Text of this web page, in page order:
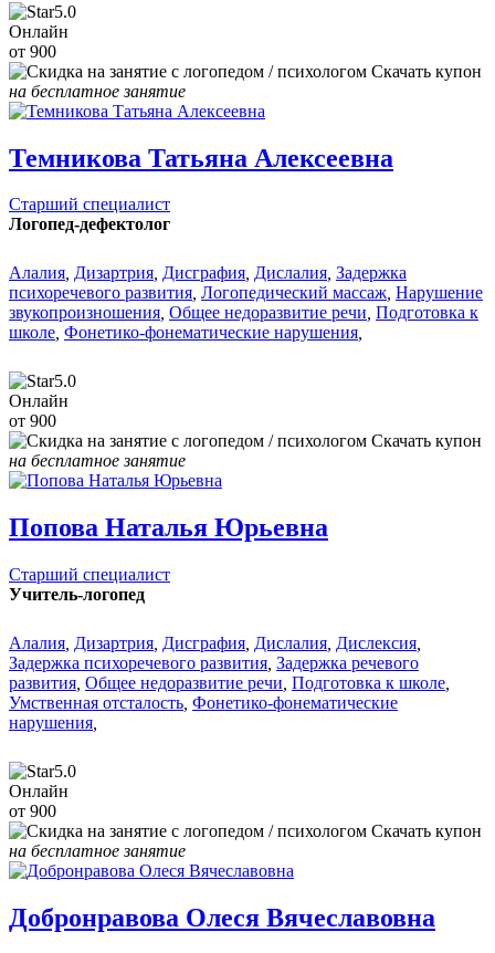
5.0
Онлайн
от 900
Скачать купон
на бесплатное занятие
Темникова Татьяна Алексеевна
Старший специалист
Логопед-дефектолог
Алалия, Дизартрия, Дисграфия, Дислалия, Задержка
психоречевого развития, Логопедический массаж, Нарушение
звукопроизношения, Общее недоразвитие речи, Подготовка к
школе, Фонетико-фонематические нарушения,
5.0
Онлайн
от 900
Скачать купон
на бесплатное занятие
Попова Наталья Юрьевна
Старший специалист
Учитель-логопед
Алалия Дизартрия Дисграфия Дислалия Дислексия
Задержка психоречевого развития Задержка речевого
развития Общее недоразвитие речи Подготовка к школе
Умственная отсталость Фонетико-фонематические
нарушения
5.0
Онлайн
от 900
Скачать купон
на бесплатное занятие
Добронравова Олеся Вячеславовна